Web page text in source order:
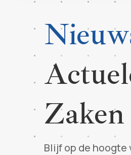
Zaken
Blijf op de